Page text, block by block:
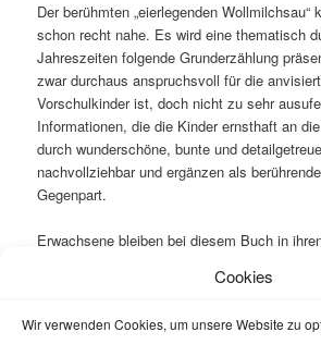
Cookies
Wir verwenden Cookies, um unsere Website zu
Der berühmten „eierlegenden Wollmilchsau“
schon recht nahe. Es wird eine thematisch
Jahreszeiten folgende Grunderzählung
zwar durchaus anspruchsvoll für die
Vorschulkinder ist, doch nicht zu sehr
Informationen, die die Kinder ernsthaft an
durch wunderschöne, bunte und
nachvollziehbar und ergänzen als
Gegenpart.
Erwachsene bleiben bei diesem Buch in
nicht hilflos Antworten schuldig. So würde
genau! – tatsächlich ein weiteres von den im